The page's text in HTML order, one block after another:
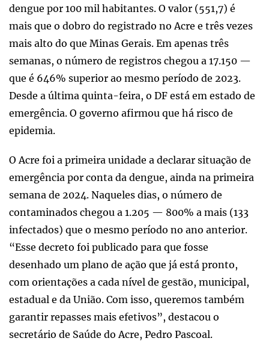
dengue por 100 mil habitantes. O valor (551,7) é
mais que o dobro do registrado no Acre e três vezes
mais alto do que Minas Gerais. Em apenas três
semanas, o número de registros chegou a 17.150 —
que é 646% superior ao mesmo período de 2023.
Desde a última quinta-feira, o DF está em estado de
emergência. O governo afirmou que há risco de
epidemia.
O Acre foi a primeira unidade a declarar situação de
emergência por conta da dengue, ainda na primeira
semana de 2024. Naqueles dias, o número de
contaminados chegou a 1.205 — 800% a mais (133
infectados) que o mesmo período no ano anterior.
“Esse decreto foi publicado para que fosse
desenhado um plano de ação que já está pronto,
com orientações a cada nível de gestão, municipal,
estadual e da União. Com isso, queremos também
garantir repasses mais efetivos”, destacou o
secretário de Saúde do Acre, Pedro Pascoal.